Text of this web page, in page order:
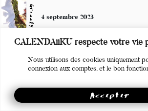
CALENDAiiKU respecte votre vie
Nous utilisons des cookies uniquement
connexion aux comptes, et le bon
Accepter
Grizzly 4 septembre 2023
juste répéter
un diable enivré
subi le mauvais sort